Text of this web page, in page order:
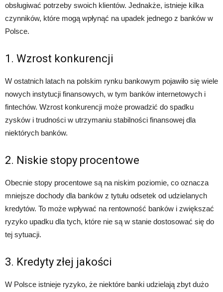
obsługiwać potrzeby swoich klientów. Jednakże, istnieje kilka
czynników, które mogą wpłynąć na upadek jednego z banków w
Polsce.
1. Wzrost konkurencji
W ostatnich latach na polskim rynku bankowym pojawiło się wiele
nowych instytucji finansowych, w tym banków internetowych i
fintechów. Wzrost konkurencji może prowadzić do spadku
zysków i trudności w utrzymaniu stabilności finansowej dla
niektórych banków.
2. Niskie stopy procentowe
Obecnie stopy procentowe są na niskim poziomie, co oznacza
mniejsze dochody dla banków z tytułu odsetek od udzielanych
kredytów. To może wpływać na rentowność banków i zwiększać
ryzyko upadku dla tych, które nie są w stanie dostosować się do
tej sytuacji.
3. Kredyty złej jakości
W Polsce istnieje ryzyko, że niektóre banki udzielają zbyt dużo